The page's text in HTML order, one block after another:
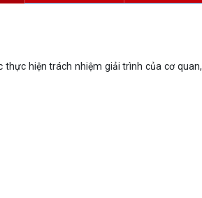
hiện trách nhiệm giải trình của cơ